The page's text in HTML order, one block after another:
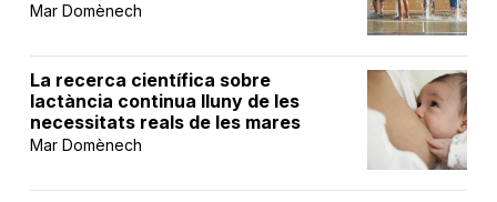
Mar Domènech
La recerca científica sobre
lactància continua lluny de les
necessitats reals de les mares
Mar Domènech